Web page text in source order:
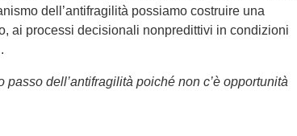
dell’antifragilità possiamo costruire una
ai processi decisionali nonpredittivi in condizioni
dell’antifragilità poiché non c’è opportunità